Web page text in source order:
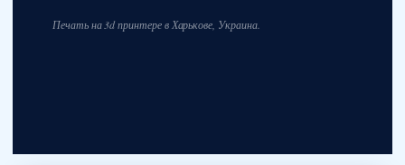
Печать на 3d принтере в Харькове, Украина.